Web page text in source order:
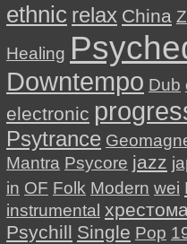
ethnic relax China
Healing
Downtempo Dub
electronic
Psytrance
Mantra Psycore jazz
in OF Folk Modern wei
instrumental
Psychill Single Pop